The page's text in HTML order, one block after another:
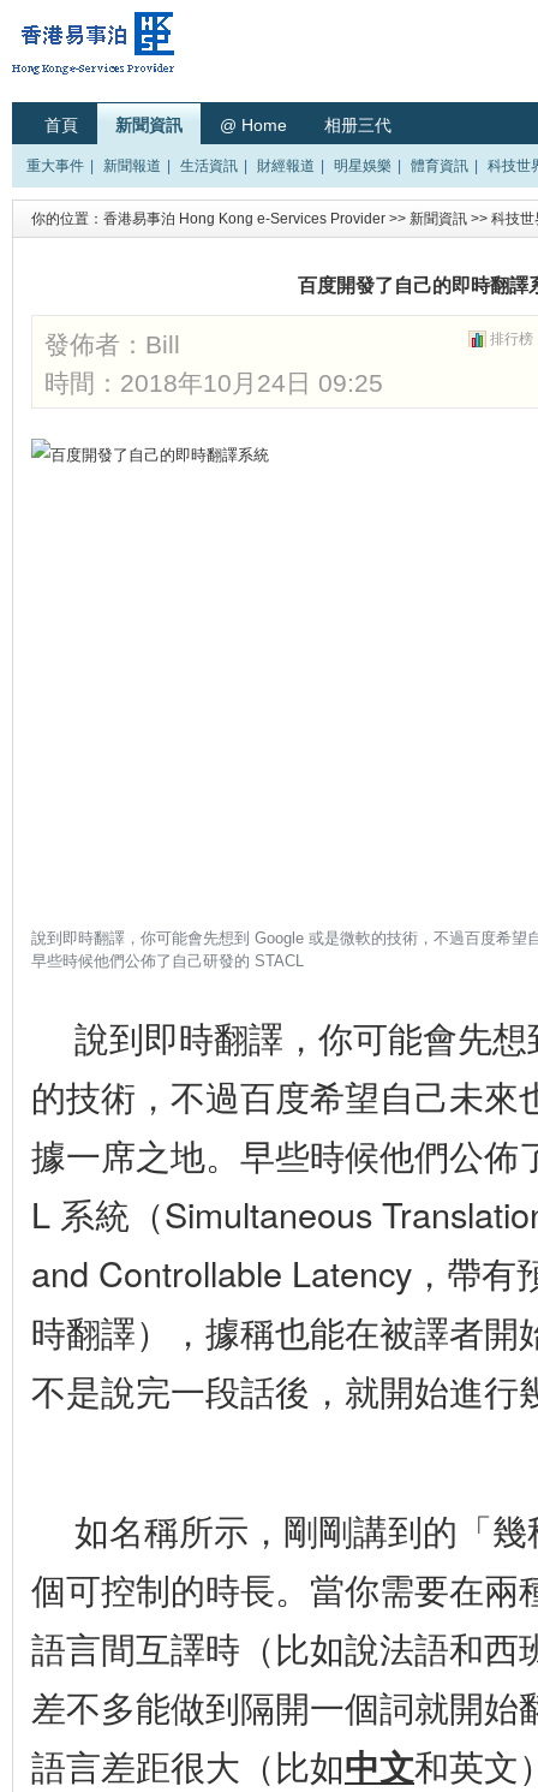
首頁 新聞資訊 @ Home 相册三代
重大事件 新聞報道 生活資訊 財經報道 明星娛樂 體育資訊 科技世
你的位置： 香港易事泊 Hong Kong e-Services Provider >> 新聞資訊 >> 科技世
百度開發了自己的即時翻譯
排行榜
發佈者： Bill
時間：2018年10月24日 09:25
說到即時翻譯，你可能會先想到 Google 或是微軟的技術，不過百度希望
早些時候他們公佈了自己研發的 STACL
說到即時翻譯，你可能會先
的技術，不過百度希望自己未來
據一席之地。早些時候他們公佈
L 系統（Simultaneous
and Controllable Latency，帶有
時翻譯），據稱也能在被譯者開
不是說完一段話後，就開始進行
如名稱所示，剛剛講到的「
個可控制的時長。當你需要在兩
語言間互譯時（比如說法語和西
差不多能做到隔開一個詞就開始
語言差距很大（比如中文和英文